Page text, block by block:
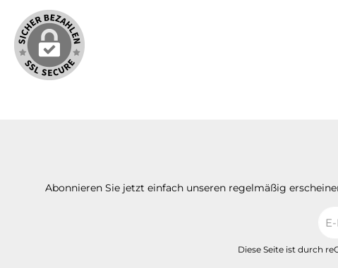
Abonnieren Sie jetzt einfach unseren regelmäßig
Diese Seite ist durch